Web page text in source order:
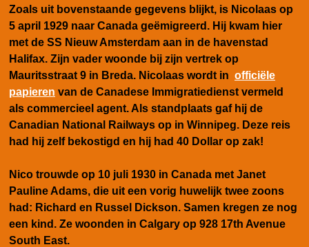
Zoals uit bovenstaande gegevens blijkt, is Nicolaas op
5 april 1929 naar Canada geëmigreerd. Hij kwam hier
met de SS Nieuw Amsterdam aan in de havenstad
Halifax. Zijn vader woonde bij zijn vertrek op
Mauritsstraat 9 in Breda. Nicolaas wordt in officiële
papieren van de Canadese Immigratiedienst vermeld
als commercieel agent. Als standplaats gaf hij de
Canadian National Railways op in Winnipeg. Deze reis
had hij zelf bekostigd en hij had 40 Dollar op zak!
Nico trouwde op 10 juli 1930 in Canada met Janet
Pauline Adams, die uit een vorig huwelijk twee zoons
had: Richard en Russel Dickson. Samen kregen ze nog
een kind. Ze woonden in Calgary op 928 17th Avenue
South East.